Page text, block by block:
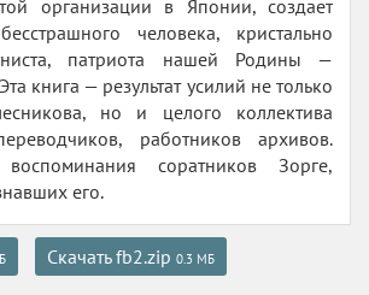
организации в Японии, создает
человека, кристально
патриота нашей Родины —
книга — результат усилий не только
но и целого коллектива
работников архивов.
воспоминания соратников Зорге,
его.
Скачать fb2.zip 0.3 МБ